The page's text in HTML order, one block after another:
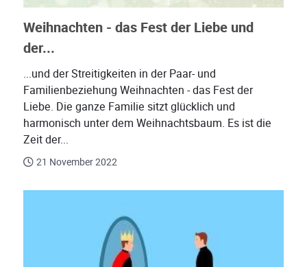
Weihnachten - das Fest der Liebe und
der...
...und der Streitigkeiten in der Paar- und
Familienbeziehung Weihnachten - das Fest der
Liebe. Die ganze Familie sitzt glücklich und
harmonisch unter dem Weihnachtsbaum. Es ist die
Zeit der...
21 November 2022